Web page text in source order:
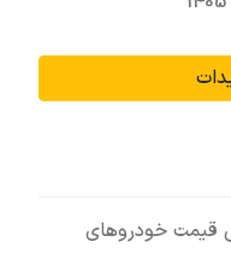
قیمت خودروهای